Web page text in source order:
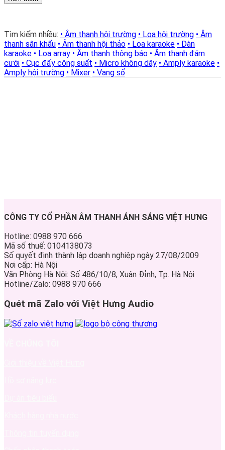
Tìm kiếm nhiều: • Âm thanh hội trường • Loa hội trường • Âm
thanh sân khấu • Âm thanh hội thảo • Loa karaoke • Dàn
karaoke • Loa array • Âm thanh thông báo • Âm thanh đám
cưới • Cục đẩy công suất • Micro không dây • Amply karaoke •
Amply hội trường • Mixer • Vang số
CÔNG TY CỔ PHẦN ÂM THANH ÁNH SÁNG VIỆT HƯNG
Hotline: 0988 970 666
Mã số thuế: 0104138073
Số quyết định thành lập doanh nghiệp ngày 27/08/2009
Nơi cấp: Hà Nội
Văn Phòng Hà Nội: Số 486/10/8, Xuân Đỉnh, Tp. Hà Nội
Hotline/Zalo: 0988 970 666
Quét mã Zalo với Việt Hưng Audio